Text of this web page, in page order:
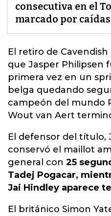
consecutiva en el
marcado por caídas
El retiro de
que Jasper Philipsen
primera vez en un
belga quedando
campeón del mundo
Wout van Aert
El defensor del título,
conservó el maillot
general con 25
Tadej Pogacar,
Jai Hindley aparece
El británico Simon